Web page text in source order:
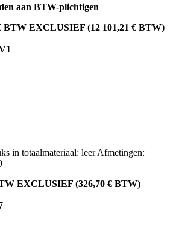
aan BTW-plichtigen
BTW EXCLUSIEF (12 101,21 € BTW)
in totaalmateriaal: leer Afmetingen:
EXCLUSIEF (326,70 € BTW)